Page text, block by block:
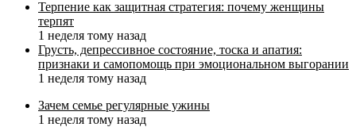
Терпение как защитная стратегия: почему женщины
терпят
1 неделя тому назад
Грусть, депрессивное состояние, тоска и апатия:
признаки и самопомощь при эмоциональном выгорании
1 неделя тому назад
Зачем семье регулярные ужины
1 неделя тому назад